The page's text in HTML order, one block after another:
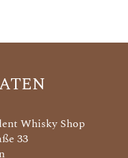
Whisky Shop
33